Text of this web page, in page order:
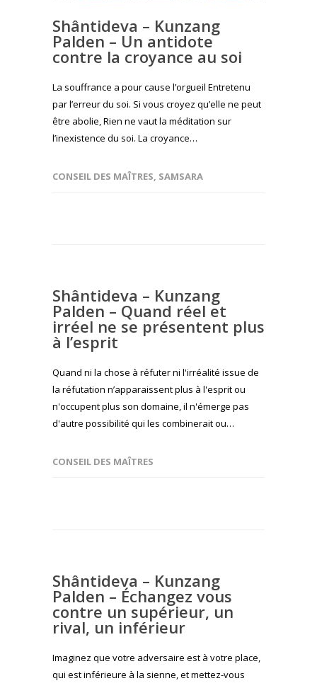
Shântideva – Kunzang
Palden – Un antidote
contre la croyance au soi
La souffrance a pour cause l’orgueil Entretenu
par l’erreur du soi. Si vous croyez qu’elle ne peut
être abolie, Rien ne vaut la méditation sur
l’inexistence du soi. La croyance…
CONSEIL DES MAÎTRES, SAMSARA
Shântideva – Kunzang
Palden – Quand réel et
irréel ne se présentent plus
à l’esprit
Quand ni la chose à réfuter ni l'irréalité issue de
la réfutation n’apparaissent plus à l'esprit ou
n'occupent plus son domaine, il n'émerge pas
d'autre possibilité qui les combinerait ou…
CONSEIL DES MAÎTRES
Shântideva – Kunzang
Palden – Échangez vous
contre un supérieur, un
rival, un inférieur
Imaginez que votre adversaire est à votre place,
qui est inférieure à la sienne, et mettez-vous